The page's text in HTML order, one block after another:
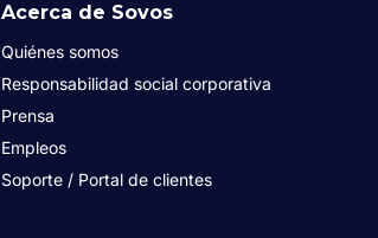
Acerca de Sovos
Quiénes somos
Responsabilidad social corporativa
Prensa
Empleos
Soporte / Portal de clientes